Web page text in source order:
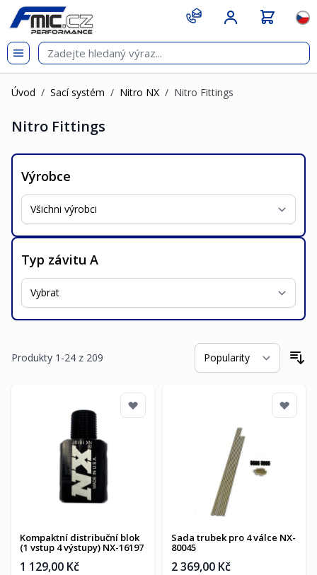
Přejít na obsah
git s
Úvod / Sací systém / Nitro NX / Nitro Fittings
Nitro Fittings
Výrobce
Typ závitu A
Produkty 1 -24 z 209
Kompaktní distribuční blok
(1 vstup 4 výstupy) NX-16197
1 129,00 Kč
Sada trubek pro 4 válce NX-
80045
2 369,00 Kč